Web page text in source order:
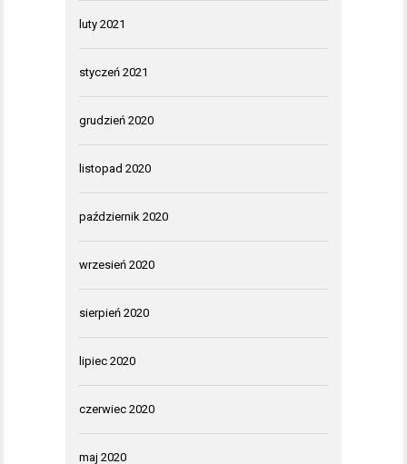
luty 2021
styczeń 2021
grudzień 2020
listopad 2020
październik 2020
wrzesień 2020
sierpień 2020
lipiec 2020
czerwiec 2020
maj 2020